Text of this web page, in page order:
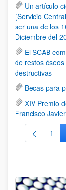
Un artículo
(Servicio
ser una de los
Diciembre del
El SCAB
de restos
destructivas
Becas para
XIV Premio
Francisco
1